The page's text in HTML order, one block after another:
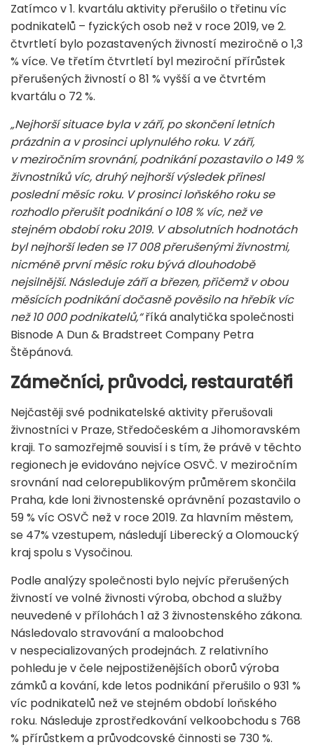
Zatímco v 1. kvartálu aktivity přerušilo o třetinu víc
podnikatelů – fyzických osob než v roce 2019, ve 2.
čtvrtletí bylo pozastavených živností meziročně o 1,3
% více. Ve třetím čtvrtletí byl meziroční přírůstek
přerušených živností o 81 % vyšší a ve čtvrtém
kvartálu o 72 %.
„Nejhorší situace byla v září, po skončení letních
prázdnin a v prosinci uplynulého roku. V září,
v meziročním srovnání, podnikání pozastavilo o 149 %
živnostníků víc, druhý nejhorší výsledek přinesl
poslední měsíc roku. V prosinci loňského roku se
rozhodlo přerušit podnikání o 108 % víc, než ve
stejném období roku 2019. V absolutních hodnotách
byl nejhorší leden se 17 008 přerušenými živnostmi,
nicméně první měsíc roku bývá dlouhodobě
nejsilnější. Následuje září a březen, přičemž v obou
měsících podnikání dočasně pověsilo na hřebík víc
než 10 000 podnikatelů,“říká analytička společnosti
Bisnode A Dun & Bradstreet Company Petra
Štěpánová.
Zámečníci, průvodci, restauratéři
Nejčastěji své podnikatelské aktivity přerušovali
živnostníci v Praze, Středočeském a Jihomoravském
kraji. To samozřejmě souvisí i s tím, že právě v těchto
regionech je evidováno nejvíce OSVČ. V meziročním
srovnání nad celorepublikovým průměrem skončila
Praha, kde loni živnostenské oprávnění pozastavilo o
59 % víc OSVČ než v roce 2019. Za hlavním městem,
se 47% vzestupem, následují Liberecký a Olomoucký
kraj spolu s Vysočinou.
Podle analýzy společnosti bylo nejvíc přerušených
živností ve volné živnosti výroba, obchod a služby
neuvedené v přílohách 1 až 3 živnostenského zákona.
Následovalo stravování a maloobchod
v nespecializovaných prodejnách. Z relativního
pohledu je v čele nejpostiženějších oborů výroba
zámků a kování, kde letos podnikání přerušilo o 931 %
víc podnikatelů než ve stejném období loňského
roku. Následuje zprostředkování velkoobchodu s 768
% přírůstkem a průvodcovské činnosti se 730 %.